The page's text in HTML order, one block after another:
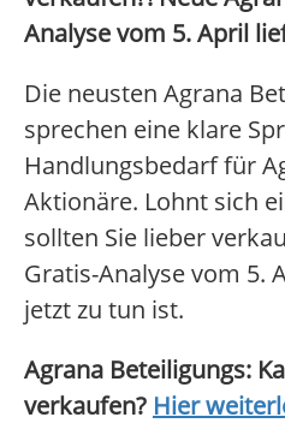
Analyse vom 5. April
Die neusten Agrana
sprechen eine klare
Handlungsbedarf für
Aktionäre. Lohnt sich
sollten Sie lieber
Gratis-Analyse vom 5.
jetzt zu tun ist.
Agrana Beteiligungs:
verkaufen? Hier